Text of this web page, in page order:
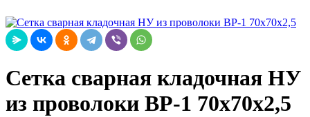
Cетка сварная кладочная НУ
из проволоки ВР-1 70х70х2,5